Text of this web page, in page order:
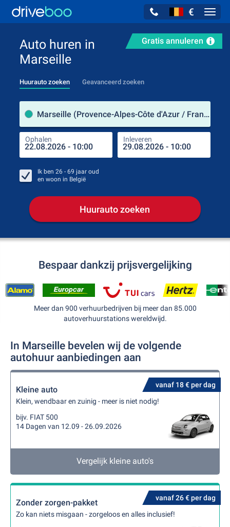
€
Gratis annuleren
Auto huren in
Marseille
Huurauto zoeken Geavanceerd zoeken
Marseille (Provence-Alpes-Côte d'Azur / Frankrijk)
Ophalen Inleveren
Ik ben 26 - 69 jaar oud
en woon in België
Huurauto zoeken
Bespaar dankzij prijsvergelijking
Meer dan 900 verhuurbedrijven bij meer dan 85.000
autoverhuurstations wereldwijd.
In Marseille bevelen wij de volgende
autohuur aanbiedingen aan
vanaf 18 € per dag
Kleine auto
Klein, wendbaar en zuinig - meer is niet nodig!
bijv. FIAT 500
14 Dagen van 12.09 - 26.09.2026
Vergelijk kleine auto's
vanaf 26 € per dag
Zonder zorgen-pakket
Zo kan niets misgaan - zorgeloos en alles inclusief!